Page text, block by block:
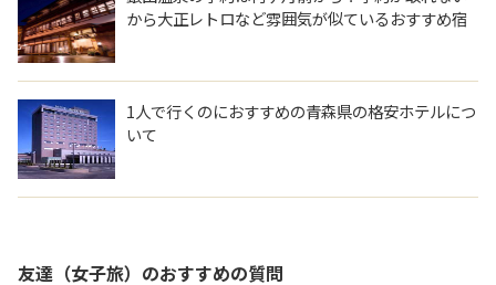
から大正レトロなど雰囲気が似ているおすすめ宿
1人で行くのにおすすめの青森県の格安ホテルにつ
いて
友達（女子旅） のおすすめの質問